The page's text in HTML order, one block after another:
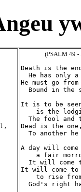
(PSALM 49 -
Death is the
He has only a
He must go
Bound in the
It is to be
is the
The fool and
Dead is the
To another he
A day will
a fair
It will come
It will come to
to rise